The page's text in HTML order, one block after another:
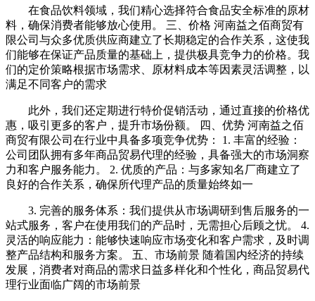
在食品饮料领域，我们精心选择符合食品安全标准的原材
料，确保消费者能够放心使用。 三、价格 河南益之佰商贸有
限公司与众多优质供应商建立了长期稳定的合作关系，这使我
们能够在保证产品质量的基础上，提供极具竞争力的价格。我
们的定价策略根据市场需求、原材料成本等因素灵活调整，以
满足不同客户的需求
此外，我们还定期进行特价促销活动，通过直接的价格优
惠，吸引更多的客户，提升市场份额。 四、优势 河南益之佰
商贸有限公司在行业中具备多项竞争优势： 1. 丰富的经验：
公司团队拥有多年商品贸易代理的经验，具备强大的市场洞察
力和客户服务能力。 2. 优质的产品：与多家知名厂商建立了
良好的合作关系，确保所代理产品的质量始终如一
3. 完善的服务体系：我们提供从市场调研到售后服务的一
站式服务，客户在使用我们的产品时，无需担心后顾之忧。 4.
灵活的响应能力：能够快速响应市场变化和客户需求，及时调
整产品结构和服务方案。 五、市场前景 随着国内经济的持续
发展，消费者对商品的需求日益多样化和个性化，商品贸易代
理行业面临广阔的市场前景